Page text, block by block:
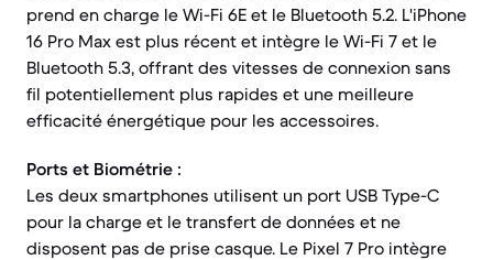
prend en charge le Wi-Fi 6E et le Bluetooth 5.2. L'iPhone
16 Pro Max est plus récent et intègre le Wi-Fi 7 et le
Bluetooth 5.3, offrant des vitesses de connexion sans
fil potentiellement plus rapides et une meilleure
efficacité énergétique pour les accessoires.
Ports et Biométrie :
Les deux smartphones utilisent un port USB Type-C
pour la charge et le transfert de données et ne
disposent pas de prise casque. Le Pixel 7 Pro intègre